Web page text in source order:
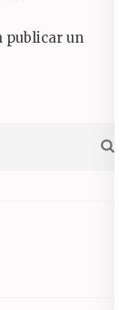
publicar un